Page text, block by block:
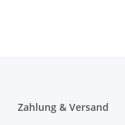
Zahlung & Versand